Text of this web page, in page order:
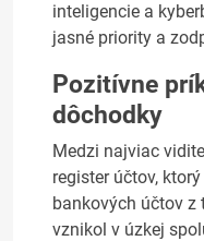
inteligencie a
jasné priority a
Pozitívne
dôchodky
Medzi najviac
register účtov,
bankových účtov z
vznikol v úzkej